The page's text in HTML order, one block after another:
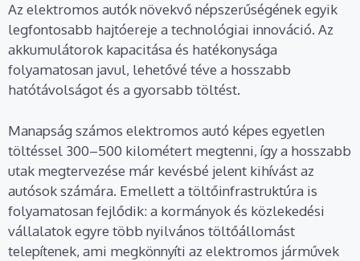
Az elektromos autók növekvő népszerűségének egyik
legfontosabb hajtóereje a technológiai innováció. Az
akkumulátorok kapacitása és hatékonysága
folyamatosan javul, lehetővé téve a hosszabb
hatótávolságot és a gyorsabb töltést.
Manapság számos elektromos autó képes egyetlen
töltéssel 300–500 kilométert megtenni, így a hosszabb
utak megtervezése már kevésbé jelent kihívást az
autósok számára. Emellett a töltőinfrastruktúra is
folyamatosan fejlődik: a kormányok és közlekedési
vállalatok egyre több nyilvános töltőállomást
telepítenek, ami megkönnyíti az elektromos járművek